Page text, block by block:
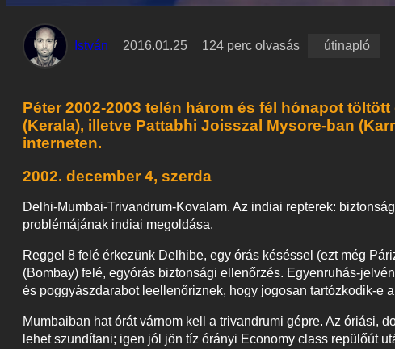
István 2016.01.25 124 perc olvasás útinapló
Péter 2002-2003 telén három és fél hónapot
(Kerala), illetve Pattabhi Joisszal Mysore-ban
interneten.
2002. december 4, szerda
Delhi-Mumbai-Trivandrum-Kovalam. Az indiai repterek:
problémájának indiai megoldása.
Reggel 8 felé érkezünk Delhibe, egy órás késéssel (ezt még
(Bombay) felé, egyórás biztonsági ellenőrzés. Egyenruhás-
és poggyászdarabot leellenőriznek, hogy jogosan tartózkodik-e
Mumbaiban hat órát várnom kell a trivandrumi gépre. Az óriási,
lehet szundítani; igen jól jön tíz órányi Economy class repülőút